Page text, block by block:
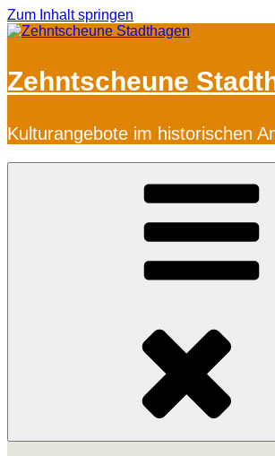
Zum Inhalt springen
Zehntscheune
Kulturangebote im historischen